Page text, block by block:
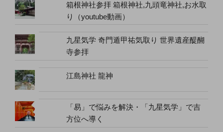
箱根神社参拝 箱根神社,九頭竜神社,お水取
り（youtube動画）
九星気学 奇門遁甲祐気取り 世界遺産醍醐
寺参拝
江島神社 龍神
「易」で悩みを解決・「九星気学」で吉
方位へ導く